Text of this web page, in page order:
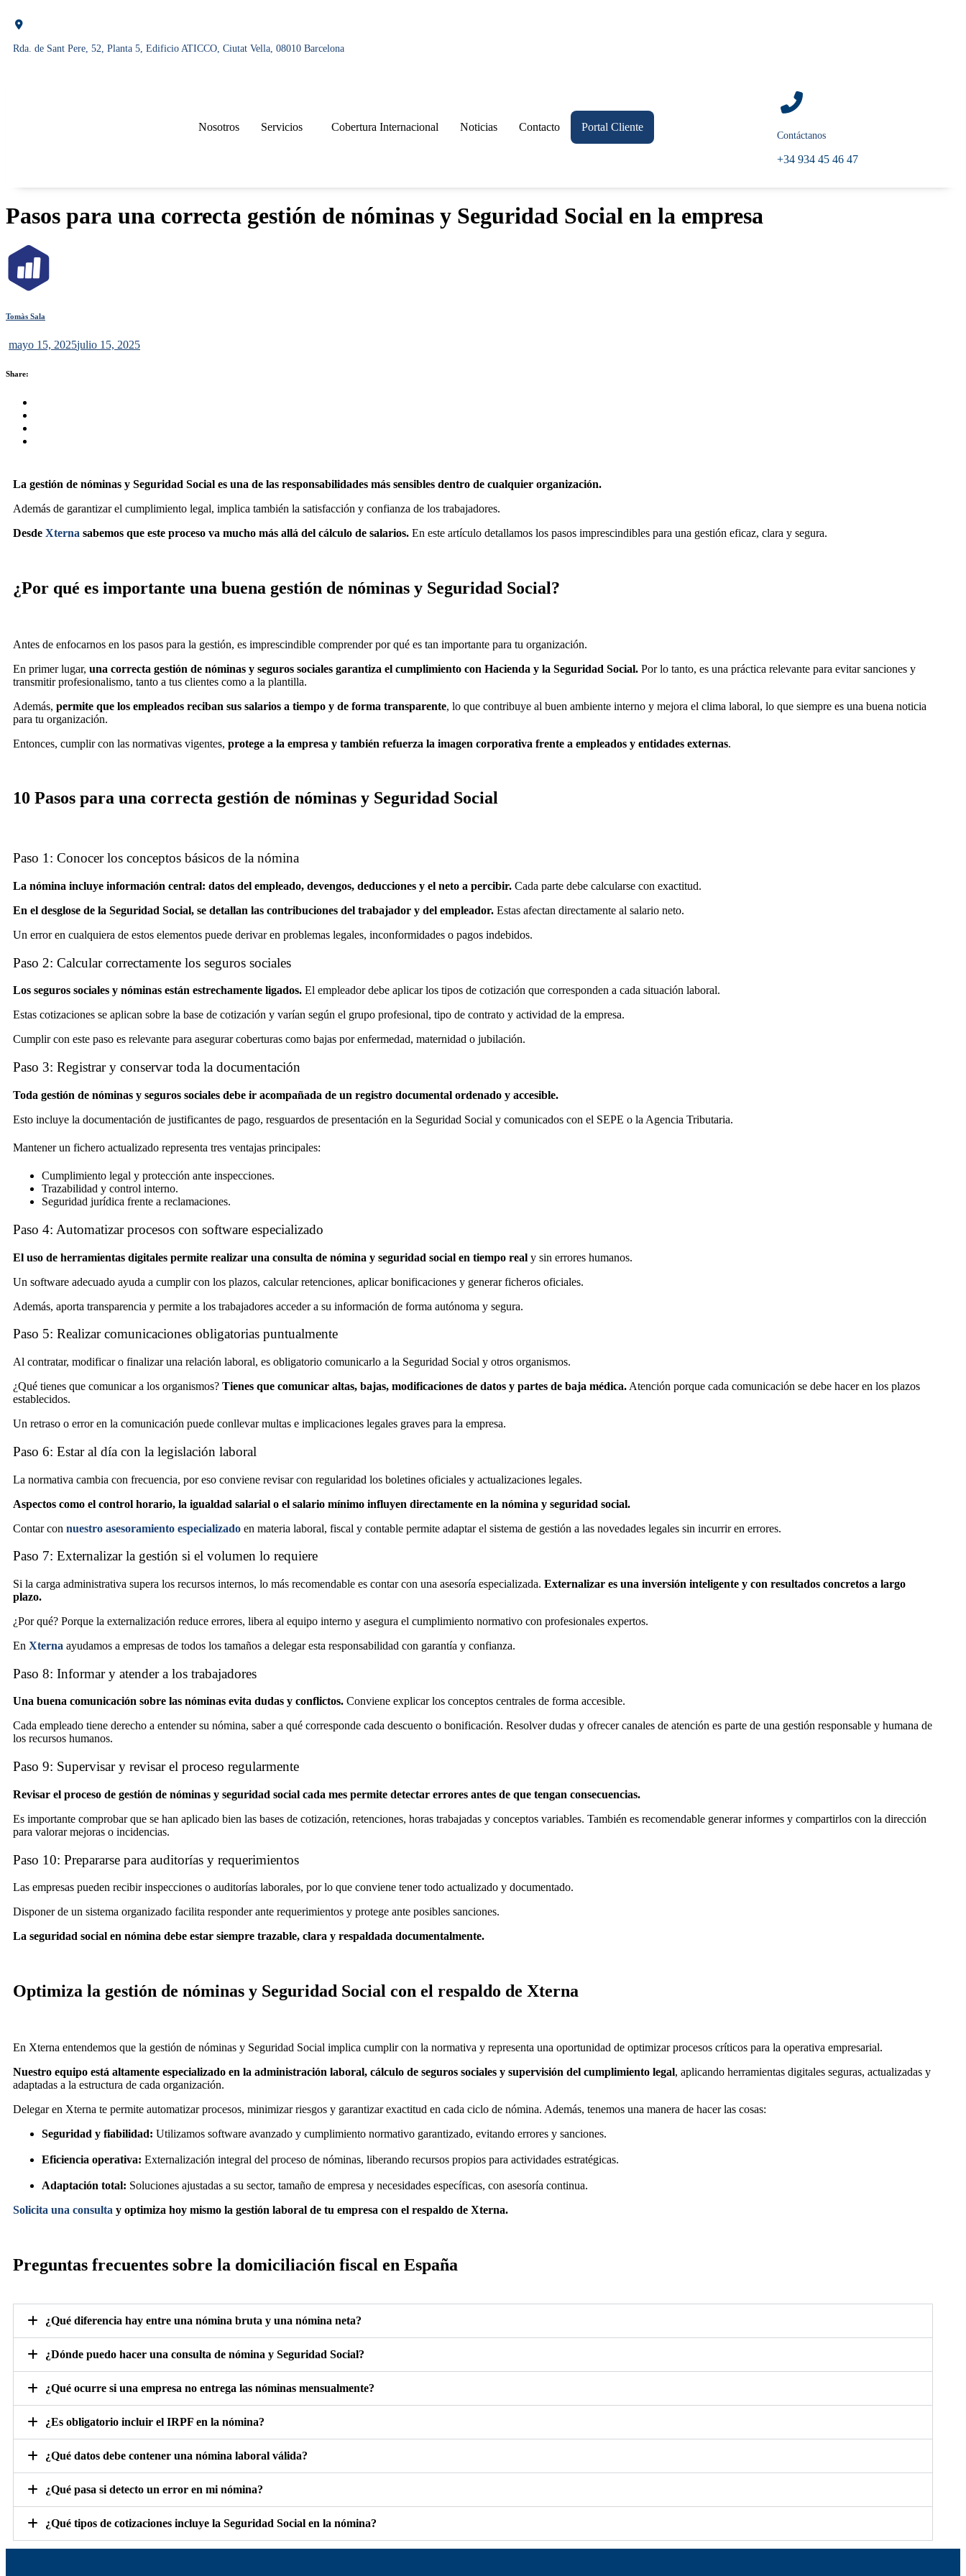
Rda. de Sant Pere, 52, Planta 5, Edificio ATICCO, Ciutat Vella, 08010 Barcelona
Nosotros Servicios Cobertura Internacional Noticias Contacto Portal Cliente
Contáctanos
+34 934 45 46 47
Pasos para una correcta gestión de nóminas y Seguridad Social en la empresa
Tomàs Sala
mayo 15, 2025julio 15, 2025
Share:
La gestión de nóminas y Seguridad Social es una de las responsabilidades más sensibles dentro de cualquier organización.
Además de garantizar el cumplimiento legal, implica también la satisfacción y confianza de los trabajadores.
Desde Xterna sabemos que este proceso va mucho más allá del cálculo de salarios. En este artículo detallamos los pasos imprescindibles para una gestión eficaz, clara y segura.
¿Por qué es importante una buena gestión de nóminas y Seguridad Social?
Antes de enfocarnos en los pasos para la gestión, es imprescindible comprender por qué es tan importante para tu organización.
En primer lugar, una correcta gestión de nóminas y seguros sociales garantiza el cumplimiento con Hacienda y la Seguridad Social. Por lo tanto, es una práctica relevante para evitar sanciones y
transmitir profesionalismo, tanto a tus clientes como a la plantilla.
Además, permite que los empleados reciban sus salarios a tiempo y de forma transparente, lo que contribuye al buen ambiente interno y mejora el clima laboral, lo que siempre es una buena noticia
para tu organización.
Entonces, cumplir con las normativas vigentes, protege a la empresa y también refuerza la imagen corporativa frente a empleados y entidades externas.
10 Pasos para una correcta gestión de nóminas y Seguridad Social
Paso 1: Conocer los conceptos básicos de la nómina
La nómina incluye información central: datos del empleado, devengos, deducciones y el neto a percibir. Cada parte debe calcularse con exactitud.
En el desglose de la Seguridad Social, se detallan las contribuciones del trabajador y del empleador. Estas afectan directamente al salario neto.
Un error en cualquiera de estos elementos puede derivar en problemas legales, inconformidades o pagos indebidos.
Paso 2: Calcular correctamente los seguros sociales
Los seguros sociales y nóminas están estrechamente ligados. El empleador debe aplicar los tipos de cotización que corresponden a cada situación laboral.
Estas cotizaciones se aplican sobre la base de cotización y varían según el grupo profesional, tipo de contrato y actividad de la empresa.
Cumplir con este paso es relevante para asegurar coberturas como bajas por enfermedad, maternidad o jubilación.
Paso 3: Registrar y conservar toda la documentación
Toda gestión de nóminas y seguros sociales debe ir acompañada de un registro documental ordenado y accesible.
Esto incluye la documentación de justificantes de pago, resguardos de presentación en la Seguridad Social y comunicados con el SEPE o la Agencia Tributaria.
Mantener un fichero actualizado representa tres ventajas principales:
Cumplimiento legal y protección ante inspecciones.
Trazabilidad y control interno.
Seguridad jurídica frente a reclamaciones.
Paso 4: Automatizar procesos con software especializado
El uso de herramientas digitales permite realizar una consulta de nómina y seguridad social en tiempo real y sin errores humanos.
Un software adecuado ayuda a cumplir con los plazos, calcular retenciones, aplicar bonificaciones y generar ficheros oficiales.
Además, aporta transparencia y permite a los trabajadores acceder a su información de forma autónoma y segura.
Paso 5: Realizar comunicaciones obligatorias puntualmente
Al contratar, modificar o finalizar una relación laboral, es obligatorio comunicarlo a la Seguridad Social y otros organismos.
¿Qué tienes que comunicar a los organismos? Tienes que comunicar altas, bajas, modificaciones de datos y partes de baja médica. Atención porque cada comunicación se debe hacer en los plazos
establecidos.
Un retraso o error en la comunicación puede conllevar multas e implicaciones legales graves para la empresa.
Paso 6: Estar al día con la legislación laboral
La normativa cambia con frecuencia, por eso conviene revisar con regularidad los boletines oficiales y actualizaciones legales.
Aspectos como el control horario, la igualdad salarial o el salario mínimo influyen directamente en la nómina y seguridad social.
Contar con nuestro asesoramiento especializado en materia laboral, fiscal y contable permite adaptar el sistema de gestión a las novedades legales sin incurrir en errores.
Paso 7: Externalizar la gestión si el volumen lo requiere
Si la carga administrativa supera los recursos internos, lo más recomendable es contar con una asesoría especializada. Externalizar es una inversión inteligente y con resultados concretos a largo
plazo.
¿Por qué? Porque la externalización reduce errores, libera al equipo interno y asegura el cumplimiento normativo con profesionales expertos.
En Xterna ayudamos a empresas de todos los tamaños a delegar esta responsabilidad con garantía y confianza.
Paso 8: Informar y atender a los trabajadores
Una buena comunicación sobre las nóminas evita dudas y conflictos. Conviene explicar los conceptos centrales de forma accesible.
Cada empleado tiene derecho a entender su nómina, saber a qué corresponde cada descuento o bonificación. Resolver dudas y ofrecer canales de atención es parte de una gestión responsable y humana de
los recursos humanos.
Paso 9: Supervisar y revisar el proceso regularmente
Revisar el proceso de gestión de nóminas y seguridad social cada mes permite detectar errores antes de que tengan consecuencias.
Es importante comprobar que se han aplicado bien las bases de cotización, retenciones, horas trabajadas y conceptos variables. También es recomendable generar informes y compartirlos con la dirección
para valorar mejoras o incidencias.
Paso 10: Prepararse para auditorías y requerimientos
Las empresas pueden recibir inspecciones o auditorías laborales, por lo que conviene tener todo actualizado y documentado.
Disponer de un sistema organizado facilita responder ante requerimientos y protege ante posibles sanciones.
La seguridad social en nómina debe estar siempre trazable, clara y respaldada documentalmente.
Optimiza la gestión de nóminas y Seguridad Social con el respaldo de Xterna
En Xterna entendemos que la gestión de nóminas y Seguridad Social implica cumplir con la normativa y representa una oportunidad de optimizar procesos críticos para la operativa empresarial.
Nuestro equipo está altamente especializado en la administración laboral, cálculo de seguros sociales y supervisión del cumplimiento legal, aplicando herramientas digitales seguras, actualizadas y
adaptadas a la estructura de cada organización.
Delegar en Xterna te permite automatizar procesos, minimizar riesgos y garantizar exactitud en cada ciclo de nómina. Además, tenemos una manera de hacer las cosas:
Seguridad y fiabilidad: Utilizamos software avanzado y cumplimiento normativo garantizado, evitando errores y sanciones.
Eficiencia operativa: Externalización integral del proceso de nóminas, liberando recursos propios para actividades estratégicas.
Adaptación total: Soluciones ajustadas a su sector, tamaño de empresa y necesidades específicas, con asesoría continua.
Solicita una consulta y optimiza hoy mismo la gestión laboral de tu empresa con el respaldo de Xterna.
Preguntas frecuentes sobre la domiciliación fiscal en España
¿Qué diferencia hay entre una nómina bruta y una nómina neta?
¿Dónde puedo hacer una consulta de nómina y Seguridad Social?
¿Qué ocurre si una empresa no entrega las nóminas mensualmente?
¿Es obligatorio incluir el IRPF en la nómina?
¿Qué datos debe contener una nómina laboral válida?
¿Qué pasa si detecto un error en mi nómina?
¿Qué tipos de cotizaciones incluye la Seguridad Social en la nómina?